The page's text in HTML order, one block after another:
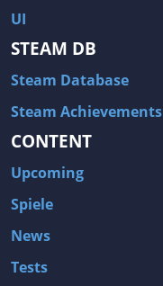
UI
STEAM DB
Steam Database
Steam Achievements
CONTENT
Upcoming
Spiele
News
Tests